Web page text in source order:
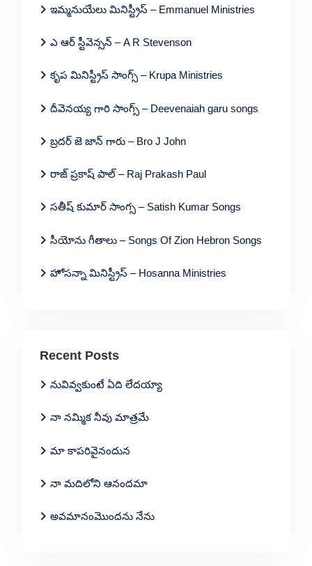
ఇమ్మనుయేలు మినిస్ట్రీస్ – Emmanuel Ministries
ఎ ఆర్ స్టీవెన్సన్ – A R Stevenson
కృప మినిస్ట్రీస్ సాంగ్స్ – Krupa Ministries
దీవెనయ్య గారి సాంగ్స్ – Deevenaiah garu songs
బ్రదర్ జె జాన్ గారు – Bro J John
రాజ్ ప్రకాష్ పాల్ – Raj Prakash Paul
సతీష్ కుమార్ సాంగ్స – Satish Kumar Songs
సీయోను గీతాలు – Songs Of Zion Hebron Songs
హోసన్నా మినిస్ట్రీస్ – Hosanna Ministries
Recent Posts
నువివ్వకుంటే ఏది లేదయ్యా
నా నమ్మిక నీవు మాత్రమే
మా కాపరివైనందున
నా మదిలోని ఆనందమా
అవమానంమొందను నేను